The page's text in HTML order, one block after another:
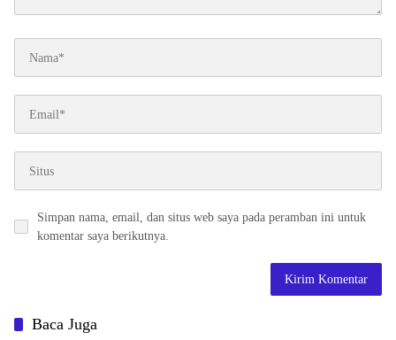
Simpan nama, email, dan situs web saya pada peramban ini untuk
komentar saya berikutnya.
Baca Juga